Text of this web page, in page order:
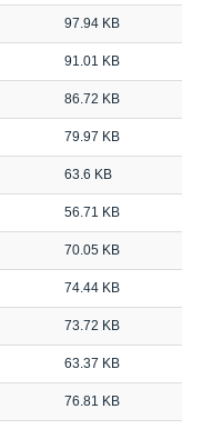
97.94 KB
91.01 KB
86.72 KB
79.97 KB
63.6 KB
56.71 KB
70.05 KB
74.44 KB
73.72 KB
63.37 KB
76.81 KB